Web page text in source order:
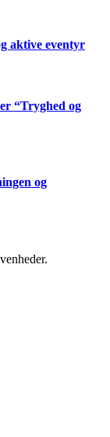
aktive eventyr
“Tryghed og
og